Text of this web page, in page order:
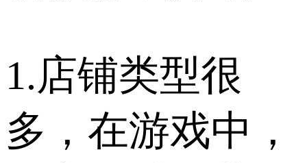
1.店铺类型很
多，在游戏中，